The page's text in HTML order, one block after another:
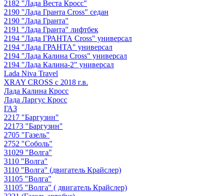
2182 "Лада Веста Кросс"
2190 "Лада Гранта Cross" седан
2190 "Лада Гранта"
2191 "Лада Гранта" лифтбек
2194 "Лада ГРАНТА Cross" универсал
2194 "Лада ГРАНТА" универсал
2194 "Лада Калина Cross" универсал
2194 "Лада Калина-2" универсал
Lada Niva Travel
XRAY CROSS с 2018 г.в.
Лада Калина Кросс
Лада Ларгус Кросс
ГАЗ
2217 "Баргузин"
22173 "Баргузин"
2705 "Газель"
2752 "Соболь"
31029 "Волга"
3110 "Волга"
3110 "Волга" (двигатель Крайслер)
31105 "Волга"
31105 "Волга" ( двигатель Крайслер)